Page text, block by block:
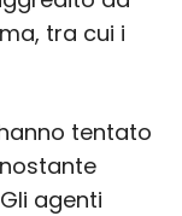
tra cui i
tentato
agenti